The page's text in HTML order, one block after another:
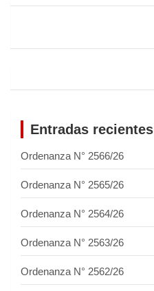
Entradas recientes
Ordenanza N° 2566/26
Ordenanza N° 2565/26
Ordenanza N° 2564/26
Ordenanza N° 2563/26
Ordenanza N° 2562/26